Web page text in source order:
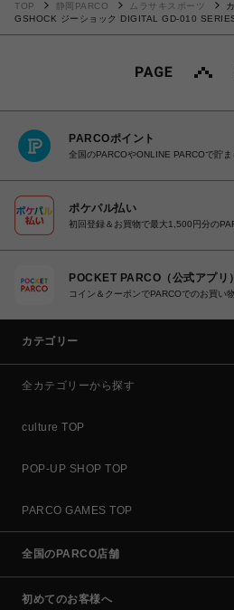
TOP 静岡PARCO ムラサキスポーツ
GSHOCK ジーショック DIGITAL GD-010
PARCOポイント
全国のPARCOやONLINE PARCOで貯ま
ポケパル払い
初回登録＆お買物で最大1,500円分の
POCKET PARCO（公式アプリ）
コイン＆クーポンでPARCOでのお買い
カテゴリー
全カテゴリーから探す
culture TOP
POP-UP SHOP TOP
PARCO GAMES TOP
全国のPARCO店舗
初めてのお客様へ